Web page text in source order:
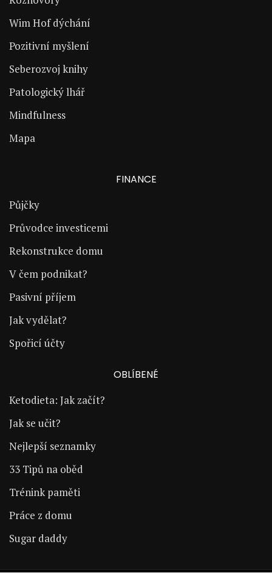
Wim Hof dýchání
Pozitivní myšlení
Seberozvoj knihy
Patologický lhář
Mindfulness
Mapa
FINANCE
Půjčky
Průvodce investicemi
Rekonstrukce domu
V čem podnikat?
Pasivní příjem
Jak vydělat?
Spořicí účty
OBLÍBENÉ
Ketodieta: Jak začít?
Jak se učit?
Nejlepší seznamky
33 Tipů na oběd
Trénink paměti
Práce z domu
Sugar daddy